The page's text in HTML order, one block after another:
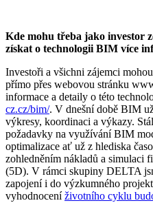
Kde mohu třeba jako investor
získat o technologii BIM více
Investoři a všichni zájemci
přímo přes webovou stránku
informace a detaily o této
cz.cz/bim/. V dnešní době BIM
výkresy, koordinaci a výkazy.
požadavky na využívání BIM
optimalizace ať už z hlediska
zohledněním nákladů a simulaci
(5D). V rámci skupiny DELTA
zapojení i do výzkumného
vyhodnoceníživotního cyklu